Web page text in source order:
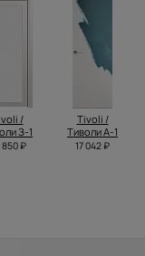
/
З-1
850 ₽
Tivoli /
Тиволи А-1
17 042 ₽